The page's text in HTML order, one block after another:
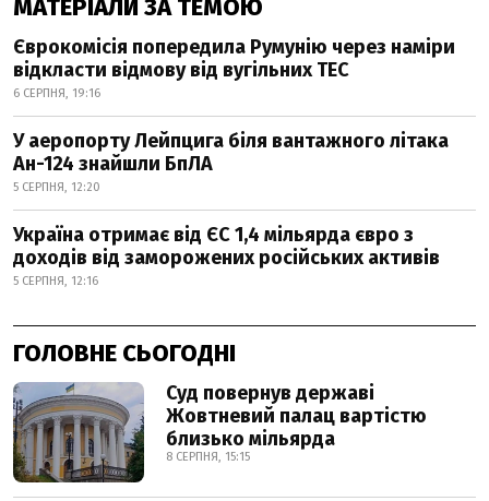
МАТЕРІАЛИ ЗА ТЕМОЮ
Єврокомісія попередила Румунію через наміри
відкласти відмову від вугільних ТЕС
6 СЕРПНЯ, 19:16
У аеропорту Лейпцига біля вантажного літака
Ан-124 знайшли БпЛА
5 СЕРПНЯ, 12:20
Україна отримає від ЄС 1,4 мільярда євро з
доходів від заморожених російських активів
5 СЕРПНЯ, 12:16
ГОЛОВНЕ СЬОГОДНІ
Суд повернув державі
Жовтневий палац вартістю
близько мільярда
8 СЕРПНЯ, 15:15